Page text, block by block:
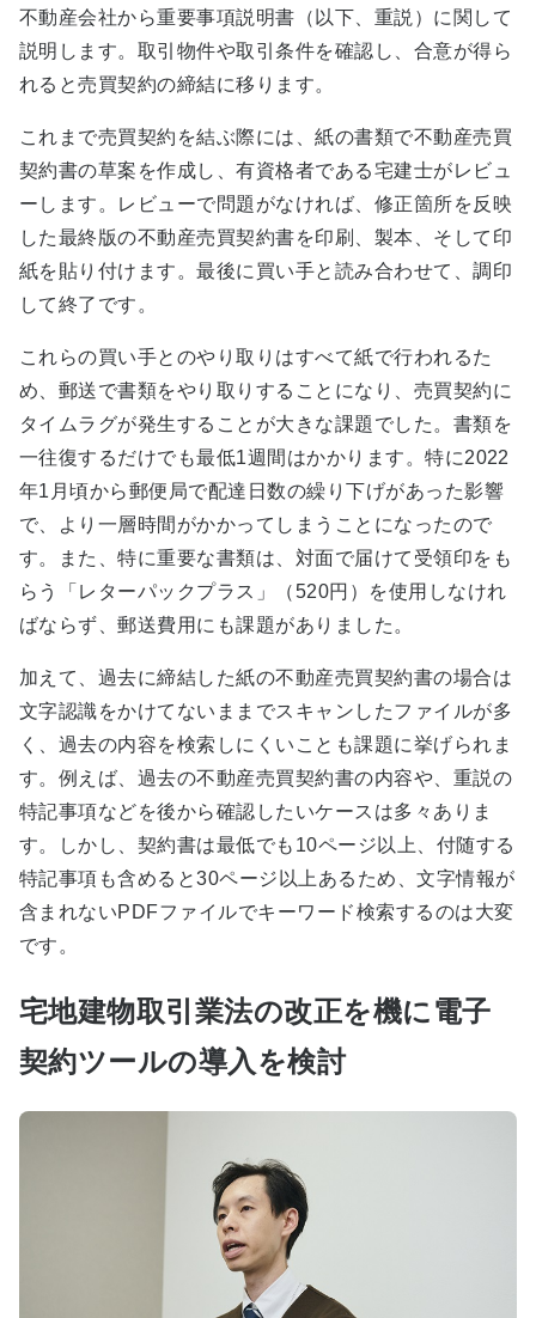
不動産会社から重要事項説明書（以下、重説）に関して
説明します。取引物件や取引条件を確認し、合意が得ら
れると売買契約の締結に移ります。
これまで売買契約を結ぶ際には、紙の書類で不動産売買
契約書の草案を作成し、有資格者である宅建士がレビュ
ーします。レビューで問題がなければ、修正箇所を反映
した最終版の不動産売買契約書を印刷、製本、そして印
紙を貼り付けます。最後に買い手と読み合わせて、調印
して終了です。
これらの買い手とのやり取りはすべて紙で行われるた
め、郵送で書類をやり取りすることになり、売買契約に
タイムラグが発生することが大きな課題でした。書類を
一往復するだけでも最低1週間はかかります。特に2022
年1月頃から郵便局で配達日数の繰り下げがあった影響
で、より一層時間がかかってしまうことになったので
す。また、特に重要な書類は、対面で届けて受領印をも
らう「レターパックプラス」（520円）を使用しなけれ
ばならず、郵送費用にも課題がありました。
加えて、過去に締結した紙の不動産売買契約書の場合は
文字認識をかけてないままでスキャンしたファイルが多
く、過去の内容を検索しにくいことも課題に挙げられま
す。例えば、過去の不動産売買契約書の内容や、重説の
特記事項などを後から確認したいケースは多々ありま
す。しかし、契約書は最低でも10ページ以上、付随する
特記事項も含めると30ページ以上あるため、文字情報が
含まれないPDFファイルでキーワード検索するのは大変
です。
宅地建物取引業法の改正を機に電子
契約ツールの導入を検討